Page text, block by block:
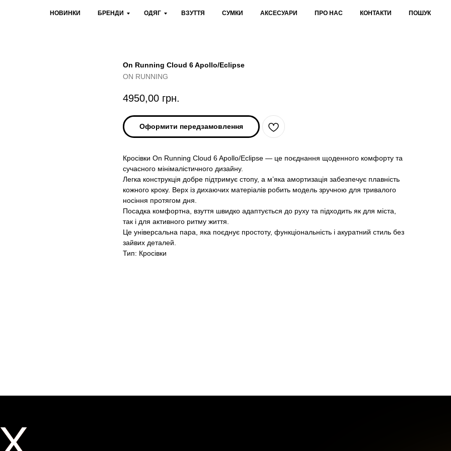
НОВИНКИ БРЕНДИ ОДЯГ ВЗУТТЯ СУМКИ АКСЕСУАРИ ПРО НАС КОНТАКТИ ПОШУК
On Running Cloud 6 Apollo/Eclipse
ON RUNNING
4950,00 грн.
Оформити передзамовлення
Кросівки On Running Cloud 6 Apollo/Eclipse — це поєднання щоденного комфорту та
сучасного мінімалістичного дизайну.
Легка конструкція добре підтримує стопу, а м’яка амортизація забезпечує плавність
кожного кроку. Верх із дихаючих матеріалів робить модель зручною для тривалого
носіння протягом дня.
Посадка комфортна, взуття швидко адаптується до руху та підходить як для міста,
так і для активного ритму життя.
Це універсальна пара, яка поєднує простоту, функціональність і акуратний стиль без
зайвих деталей.
Тип: Кросівки